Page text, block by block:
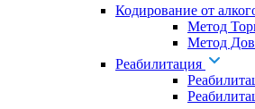
Кодирование от
Метод
Метод
Реабилитация